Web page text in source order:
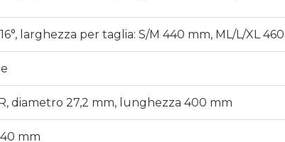
larghezza per taglia: S/M 440 mm, ML/L/XL
diametro 27,2 mm, lunghezza 400 mm
mm